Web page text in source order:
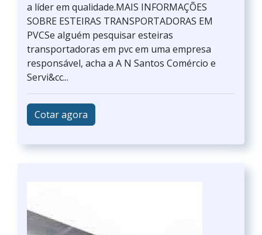
a líder em qualidade.MAIS INFORMAÇÕES
SOBRE ESTEIRAS TRANSPORTADORAS EM
PVCSe alguém pesquisar esteiras
transportadoras em pvc em uma empresa
responsável, acha a A N Santos Comércio e
Servi&cc...
Cotar agora